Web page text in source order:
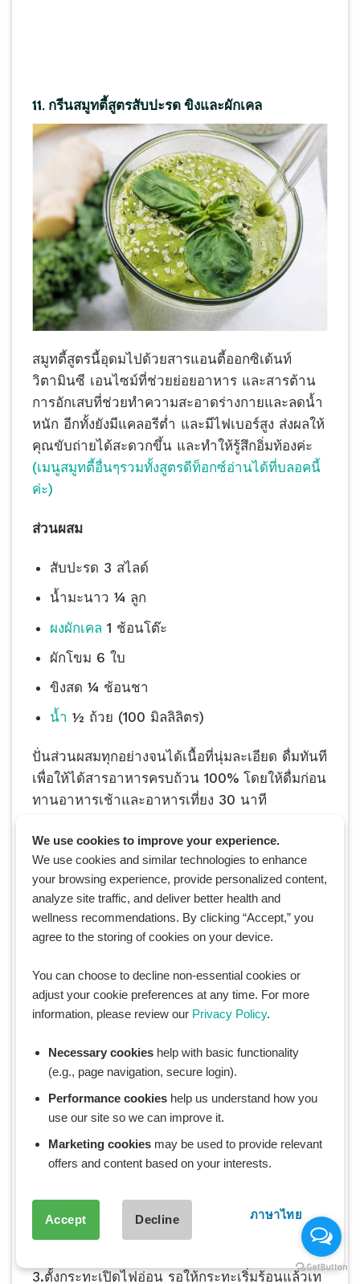
11. กรีนสมูทตี้สูตรสับปะรด ขิงและผักเคล
สมูทตี้สูตรนี้อุดมไปด้วยสารแอนตี้ออกซิเด้นท์
วิตามินซี เอนไซม์ที่ช่วยย่อยอาหาร และสารต้าน
การอักเสบที่ช่วยทำความสะอาดร่างกายและลดน้ำ
หนัก อีกทั้งยังมีแคลอรีต่ำ และมีไฟเบอร์สูง ส่งผลให้
คุณขับถ่ายได้สะดวกขึ้น และทำให้รู้สึกอิ่มท้องค่ะ
(เมนูสมูทตี้อื่นๆรวมทั้งสูตรดีท็อกซ์อ่านได้ที่บลอคนี้
ค่ะ)
ส่วนผสม
สับปะรด 3 สไลด์
น้ำมะนาว ¼ ลูก
ผงผักเคล 1 ช้อนโต๊ะ
ผักโขม 6 ใบ
ขิงสด ¼ ช้อนชา
น้ำ ½ ถ้วย (100 มิลลิลิตร)
ปั่นส่วนผสมทุกอย่างจนได้เนื้อที่นุ่มละเอียด ดื่มทันที
เพื่อให้ได้สารอาหารครบถ้วน 100% โดยให้ดื่มก่อน
ทานอาหารเช้าและอาหารเที่ยง 30 นาที
12. ข้าวไรซ์เบอร์รี่ไข่ข้นกุ้ง
วิธีทำ
นางรม ซอสปรุงรส แล้วคนให้เข้ากัน
2.ใส่พริกไทยป่นเพื่อความหอม แล้วตามด้วยกุ้งหรือ
เนื้อสัตว์ที่ชอบ (ขั้นตอนนี้ อยากใส่อะไรเพิ่มได้เลย)
3.ตั้งกระทะเปิดไฟอ่อน รอให้กระทะเริ่มร้อนแล้วเท
We use cookies to improve your experience.
We use cookies and similar technologies to enhance
your browsing experience, provide personalized content,
analyze site traffic, and deliver better health and
wellness recommendations. By clicking “Accept,” you
agree to the storing of cookies on your device.
You can choose to decline non-essential cookies or
adjust your cookie preferences at any time. For more
information, please review our Privacy Policy.
Necessary cookies help with basic functionality
(e.g., page navigation, secure login).
Performance cookies help us understand how you
use our site so we can improve it.
Marketing cookies may be used to provide relevant
offers and content based on your interests.
Accept Decline ภาษาไทย